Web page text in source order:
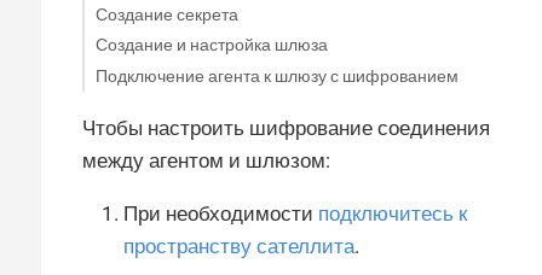
Создание секрета
Создание и настройка шлюза
Подключение агента к шлюзу с шифрованием
Чтобы настроить шифрование соединения
между агентом и шлюзом:
При необходимости подключитесь к
пространству сателлита.